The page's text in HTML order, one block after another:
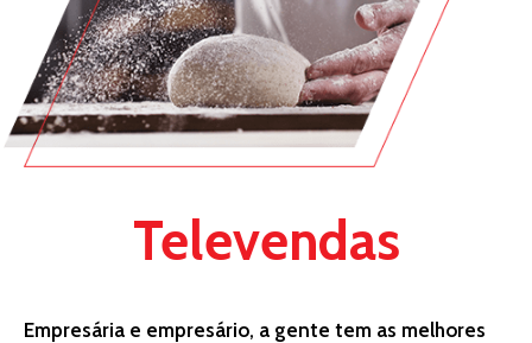
Televendas
Empresária e empresário, a gente tem as melhores